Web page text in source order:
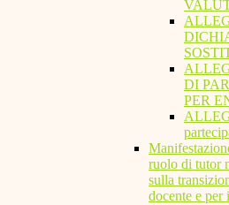
DI
PER
ruolo di tutor
sulla
docente e per